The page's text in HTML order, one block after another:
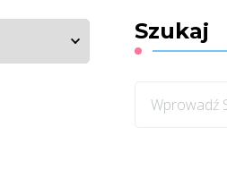
Szukaj
Szukasz